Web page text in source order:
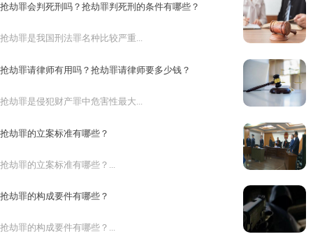
抢劫罪会判死刑吗？抢劫罪判死刑的条件有哪些？
抢劫罪是我国刑法罪名种比较严重...
抢劫罪请律师有用吗？抢劫罪请律师要多少钱？
抢劫罪是侵犯财产罪中危害性最大...
抢劫罪的立案标准有哪些？
抢劫罪的立案标准有哪些？...
抢劫罪的构成要件有哪些？
抢劫罪的构成要件有哪些？...